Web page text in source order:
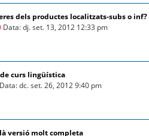
dels productes localitzats-subs o inf?
Data: dj. set. 13, 2012 12:33 pm
curs lingüística
Data: dc. set. 26, 2012 9:40 pm
versió molt completa